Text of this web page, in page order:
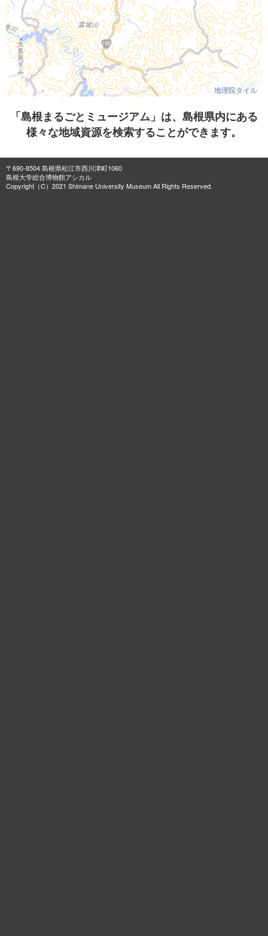
地理院タイル
「島根まるごとミュージアム」は、島根県内にある
様々な地域資源を検索することができます。
〒690-8504 島根県松江市西川津町1060
島根大学総合博物館アシカル
Copyright（C）2021 Shimane University Museum All Rights Reserved.